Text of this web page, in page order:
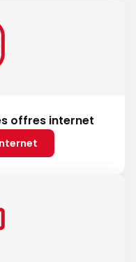
offres internet